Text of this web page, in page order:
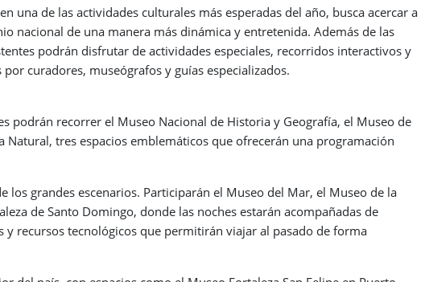
una de las actividades culturales más esperadas del año, busca acercar a
nacional de una manera más dinámica y entretenida. Además de las
podrán disfrutar de actividades especiales, recorridos interactivos y
curadores, museógrafos y guías especializados.
podrán recorrer el Museo Nacional de Historia y Geografía, el Museo de
tres espacios emblemáticos que ofrecerán una programación
los grandes escenarios. Participarán el Museo del Mar, el Museo de la
de Santo Domingo, donde las noches estarán acompañadas de
y recursos tecnológicos que permitirán viajar al pasado de forma